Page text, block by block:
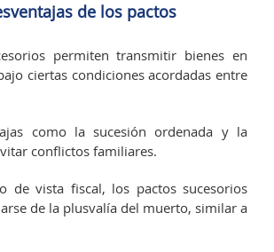
de los pactos
permiten transmitir bienes en
ciertas condiciones acordadas entre
como la sucesión ordenada y la
conflictos familiares.
de vista fiscal, los pactos sucesorios
de la plusvalía del muerto, similar a